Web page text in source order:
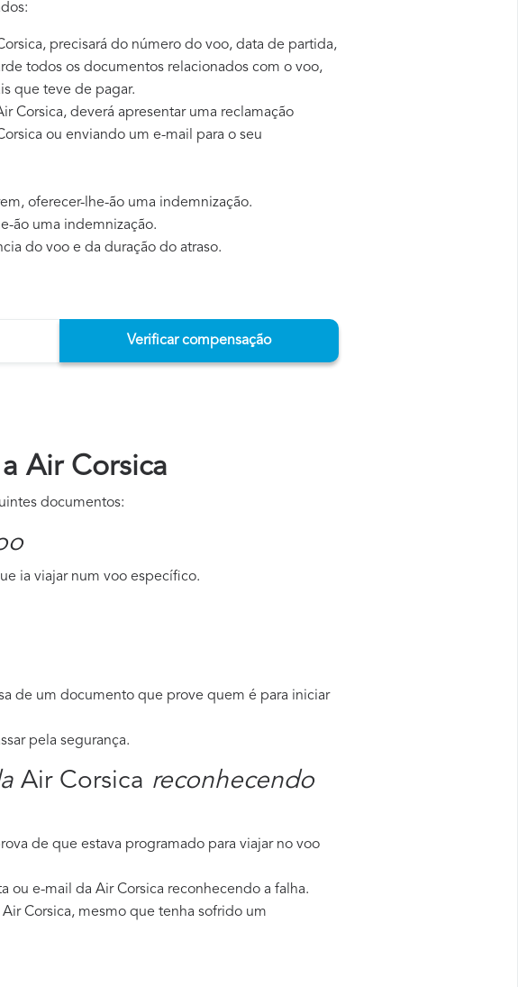
precisará do número do voo, data de partida,
todos os documentos relacionados com o voo,
que teve de pagar.
Corsica, deverá apresentar uma reclamação
ou enviando um e-mail para o seu
oferecer-lhe-ão uma indemnização.
ão uma indemnização.
do voo e da duração do atraso.
Verificar compensação
Air Corsica
documentos:
ia viajar num voo específico.
de um documento que prove quem é para iniciar
pela segurança.
Air Corsica reconhecendo
de que estava programado para viajar no voo
ou e-mail da Air Corsica reconhecendo a falha.
Corsica, mesmo que tenha sofrido um